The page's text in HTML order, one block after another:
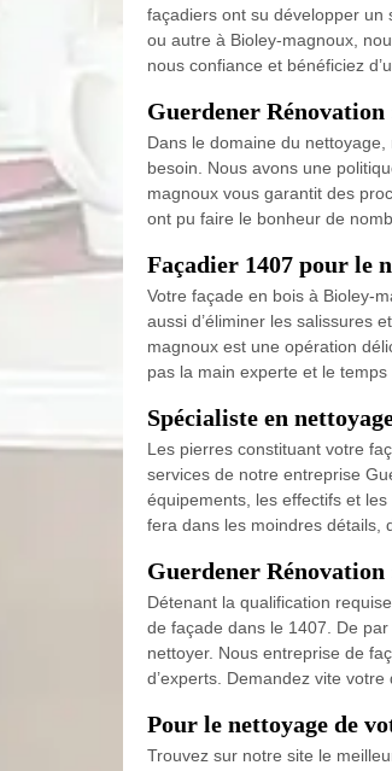
façadiers ont su développer un
ou autre à Bioley-magnoux,
nous confiance et bénéficiez
Guerdener
Dans le domaine du
besoin. Nous avons une
magnoux vous garantit des
ont pu faire le bonheur de
Façadier 1407 pour le
Votre façade en bois à Bioley-
aussi d’éliminer les salissures
magnoux est une opération
pas la main experte et le
Spécialiste en
Les pierres constituant votre
services de notre entreprise
équipements, les effectifs et
fera dans les moindres détails,
Guerdener Rénovation
Détenant la qualification
de façade dans le 1407. De
nettoyer. Nous entreprise de
d’experts. Demandez vite
Pour le nettoyage de
Trouvez sur notre site le